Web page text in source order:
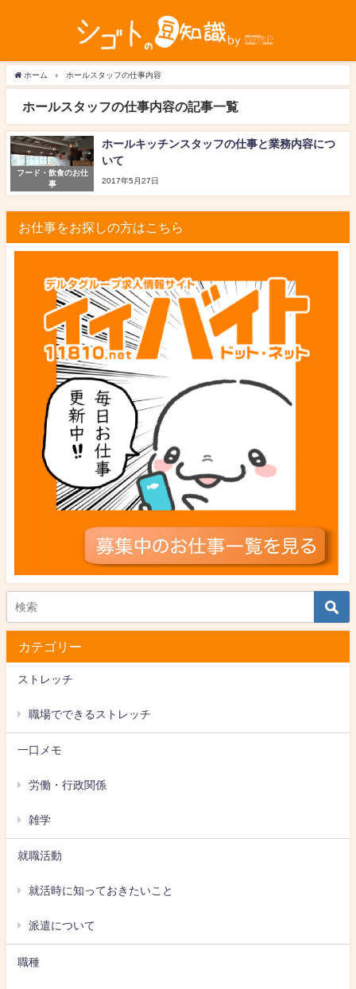
ホーム ホールスタッフの仕事内容
ホールスタッフの仕事内容の記事一覧
フード・飲食のお仕
事
ホールキッチンスタッフの仕事と業務内容につ
いて
2017年5月27日
お仕事をお探しの方はこちら
カテゴリー
ストレッチ
職場でできるストレッチ
一口メモ
労働・行政関係
雑学
就職活動
就活時に知っておきたいこと
派遣について
職種